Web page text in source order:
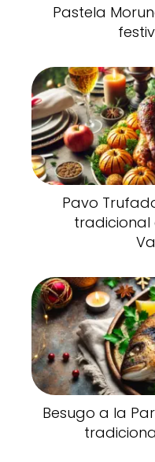
Pastela
Pavo
tradicional
Besugo a la